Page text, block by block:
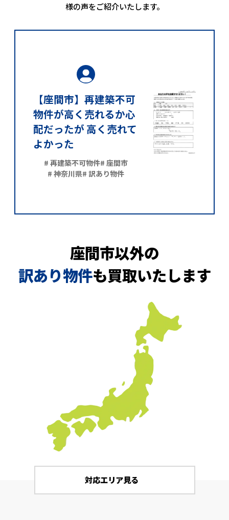
様の声をご紹介いたします。
【座間市】再建築不可
物件が高く売れるか心
配だったが 高く売れて
よかった
# 再建築不可物件# 座間市
# 神奈川県# 訳あり物件
座間市以外の
訳あり物件も買取いたします
対応エリア見る